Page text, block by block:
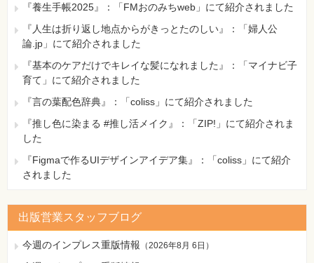
『養生手帳2025』：「FMおのみちweb」にて紹介されました
『人生は折り返し地点からがきっとたのしい』：「婦人公
論.jp」にて紹介されました
『基本のケアだけでキレイな髪になれました』：「マイナビ子
育て」にて紹介されました
『言の葉配色辞典』：「coliss」にて紹介されました
『推し色に染まる #推し活メイク』：「ZIP!」にて紹介されま
した
『Figmaで作るUIデザインアイデア集』：「coliss」にて紹介
されました
出版営業スタッフブログ
今週のインプレス重版情報 （2026年8月 6日 ）